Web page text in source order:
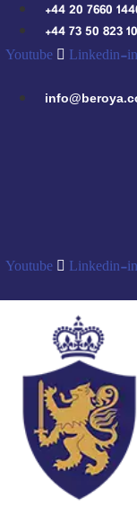
+44 20 7660
+44 73 50 823
Youtube Linkedin-in
Youtube Linkedin-in